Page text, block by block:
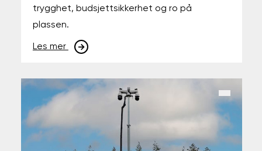
trygghet, budsjettsikkerhet og ro på
plassen.
Les mer